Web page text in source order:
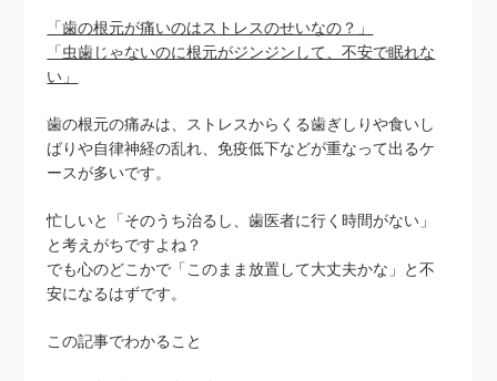
「歯の根元が痛いのはストレスのせいなの？」
「虫歯じゃないのに根元がジンジンして、不安で眠れな
い」
歯の根元の痛みは、ストレスからくる歯ぎしりや食いし
ばりや自律神経の乱れ、免疫低下などが重なって出るケ
ースが多いです。
忙しいと「そのうち治るし、歯医者に行く時間がない」
と考えがちですよね？
でも心のどこかで「このまま放置して大丈夫かな」と不
安になるはずです。
この記事でわかること